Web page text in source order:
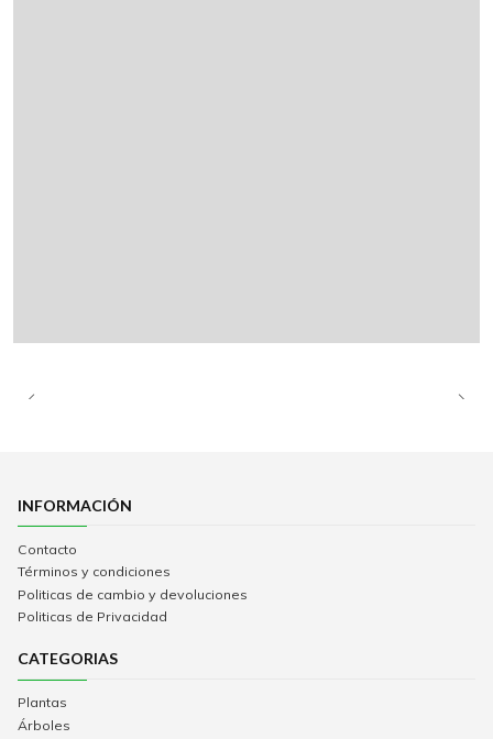
INFORMACIÓN
Contacto
Términos y condiciones
Politicas de cambio y devoluciones
Politicas de Privacidad
CATEGORIAS
Plantas
Árboles